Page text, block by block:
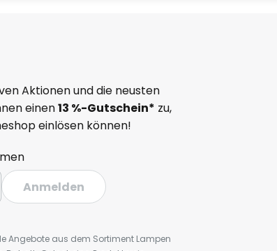
Aktionen und die neusten
einen13 %-Gutschein* zu,
einlösen können!
Anmelden
Angebote aus dem Sortiment Lampen